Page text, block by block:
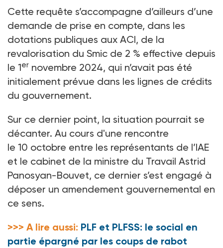
Cette requête s’accompagne d’ailleurs d’une
demande de prise en compte, dans les
dotations publiques aux ACI, de la
revalorisation du Smic de 2 % effective depuis
le 1er novembre 2024, qui n’avait pas été
initialement prévue dans les lignes de crédits
du gouvernement.
Sur ce dernier point, la situation pourrait se
décanter. Au cours d'une rencontre
le 10 octobre entre les représentants de l’IAE
et le cabinet de la ministre du Travail Astrid
Panosyan-Bouvet, ce dernier s’est engagé à
déposer un amendement gouvernemental en
ce sens.
>>> A lire aussi: PLF et PLFSS: le social en
partie épargné par les coups de rabot